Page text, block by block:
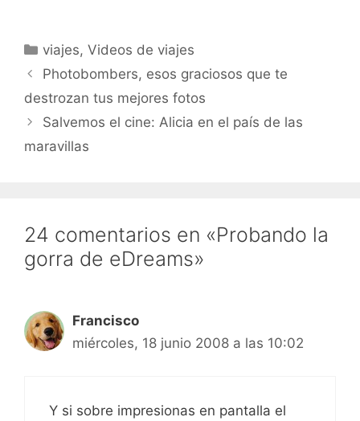
Categorías
viajes,Videos de viajes
Photobombers, esos graciosos que te
destrozan tus mejores fotos
Salvemos el cine: Alicia en el país de las
maravillas
24 comentarios en «Probando la
gorra de eDreams»
Francisco
miércoles, 18 junio 2008 a las 10:02
Y si sobre impresionas en pantalla el